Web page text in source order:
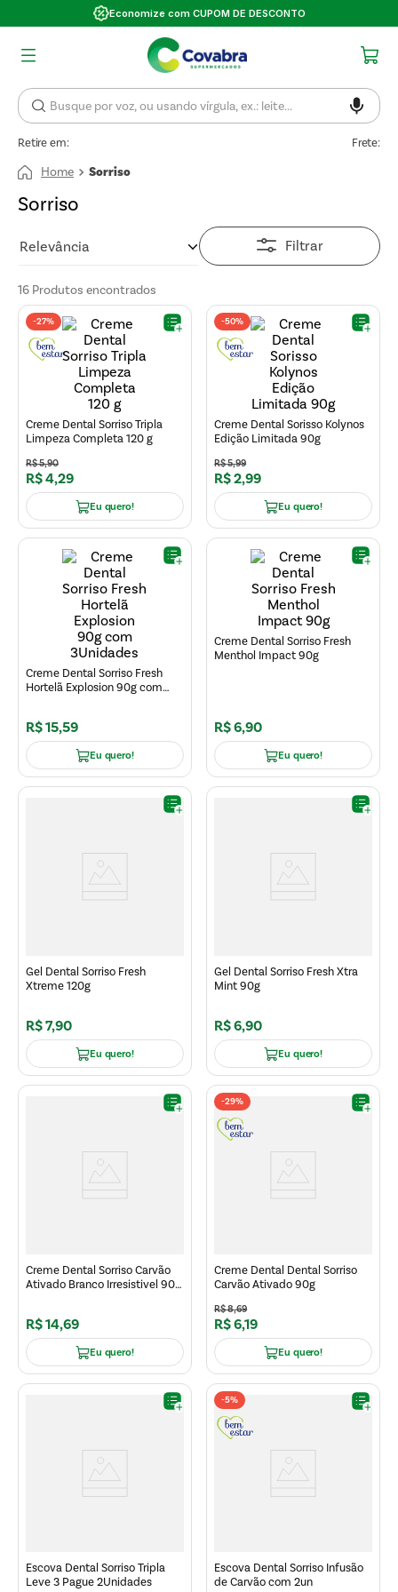
Economize com CUPOM DE DESCONTO
Retire em: Frete:
Sorriso
Sorriso
Relevância Filtrar
16 Produtos
-27%
Creme Dental Sorriso Tripla
Limpeza Completa 120 g
R$5,90
R$4,29
Eu quero!
-50%
Creme Dental Sorisso Kolynos
Edição Limitada 90g
R$5,99
R$2,99
Eu quero!
Creme Dental Sorriso Fresh
Hortelã Explosion 90g com
R$15,59
Eu quero!
Creme Dental Sorriso Fresh
Menthol Impact 90g
R$6,90
Eu quero!
Gel Dental Sorriso Fresh
Xtreme 120g
R$7,90
Eu quero!
Gel Dental Sorriso Fresh Xtra
Mint 90g
R$6,90
Eu quero!
Creme Dental Sorriso Carvão
Ativado Branco Irresistivel 90g
R$14,69
Eu quero!
-29%
Creme Dental Dental Sorriso
Carvão Ativado 90g
R$8,69
R$6,19
Eu quero!
Escova Dental Sorriso Tripla
Leve 3 Pague 2Unidades
-5%
Escova Dental Sorriso Infusão
de Carvão com 2un